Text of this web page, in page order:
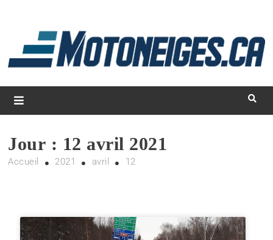
Magazine Motoneiges.ca
Jour : 12 avril 2021
Accueil 2021 avril 12